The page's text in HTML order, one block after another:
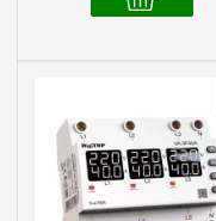
50(1)
63(3)